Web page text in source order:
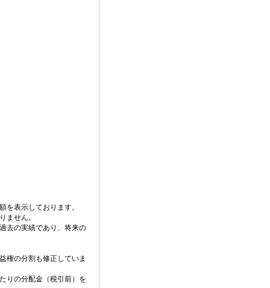
を表示しております。
ません。
去の実績であり、将来の
権の分割も修正していま
りの分配金（税引前）を